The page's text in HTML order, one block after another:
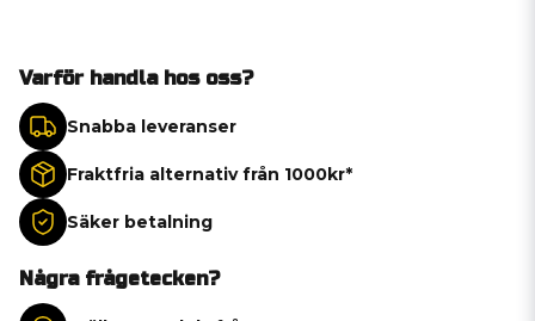
Varför handla hos oss?
Snabba leveranser
Fraktfria alternativ från 1000kr*
Säker betalning
Några frågetecken?